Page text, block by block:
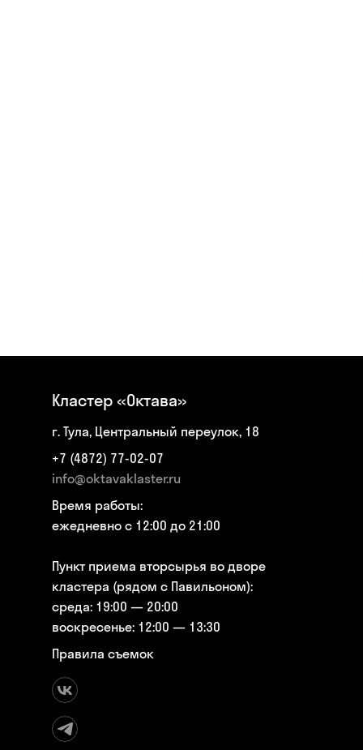
Кластер «Октава»
г. Тула, Центральный переулок, 18
+7 (4872) 77-02-07
info@oktavaklaster.ru
Время работы:
ежедневно с 12:00 до 21:00
Пункт приема вторсырья во дворе
кластера (рядом с Павильоном):
среда: 19:00 — 20:00
воскресенье: 12:00 — 13:30
Правила съемок